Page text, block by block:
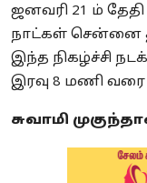
ஜனவரி 21 ம்
நாட்கள் சென்னை
இந்த நிகழ்ச்சி
இரவு 8 மணி வரை
சுவாமி